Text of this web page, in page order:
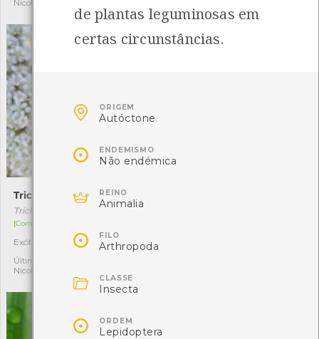
Nicole Viana
Trichopoda pictipennis
Trichopoda pictipennis
[Comum]
Exótica
Última observação por:
Nicole Viana
1
de plantas leguminosas em
certas circunstâncias.
 ORIGEM
Autóctone
 ENDEMISMO
Não endémica
 REINO
Animalia
 FILO
Arthropoda
 CLASSE
Insecta
 ORDEM
Lepidoptera